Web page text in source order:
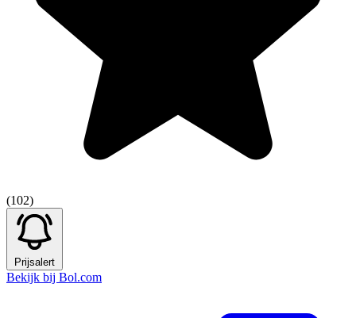
(102)
Prijsalert
Bekijk bij Bol.com